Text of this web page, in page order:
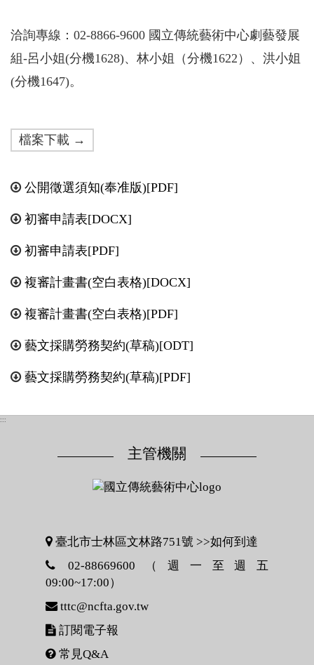
洽詢專線：02-8866-9600 國立傳統藝術中心劇藝發展
組-呂小姐(分機1628)、林小姐（分機1622）、洪小姐
(分機1647)。
檔案下載 →
公開徵選須知(奉准版)[PDF]
初審申請表[DOCX]
初審申請表[PDF]
複審計畫書(空白表格)[DOCX]
複審計畫書(空白表格)[PDF]
藝文採購勞務契約(草稿)[ODT]
藝文採購勞務契約(草稿)[PDF]
:::
主管機關
臺北市士林區文林路751號 >>如何到達
02-88669600（週一至週五
09:00~17:00）
tttc@ncfta.gov.tw
訂閱電子報
常見Q&A